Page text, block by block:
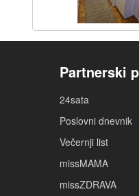
Partnerski
24sata
Poslovni dnevnik
Večernji list
missMAMA
missZDRAVA